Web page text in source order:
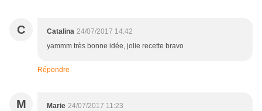
C Catalina 24/07/2017 14:42
yammm très bonne idée, jolie recette bravo
Répondre
M Marie 24/07/2017 11:23